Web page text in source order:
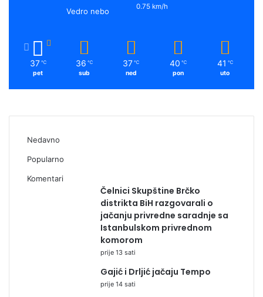
Vedro nebo
0.75 km/h
37 ℃
pet
36 ℃
sub
37 ℃
ned
40 ℃
pon
41 ℃
uto
Nedavno
Popularno
Komentari
Čelnici Skupštine Brčko
distrikta BiH razgovarali o
jačanju privredne saradnje sa
Istanbulskom privrednom
komorom
prije 13 sati
Gajić i Drljić jačaju Tempo
prije 14 sati